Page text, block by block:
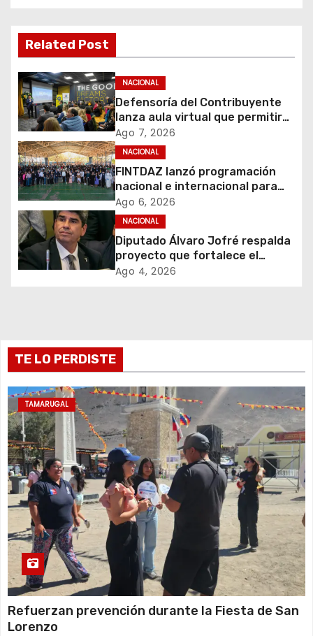
g
a
c
i
ó
n
d
e
e
r
a
d
a
s
Related Post
NACIONAL
Defensoría del Contribuyente
lanza aula virtual que permitirá
acercar la educación tributaria
a miles de personas y
emprendedores de todo Chile
Ago 7, 2026
NACIONAL
FINTDAZ lanzó programación
nacional e internacional para
celebrar sus 19 años
Ago 6, 2026
NACIONAL
Diputado Álvaro Jofré respalda
proyecto que fortalece el
control de identidad durante
Ago 4, 2026
TE LO PERDISTE
TAMARUGAL
Refuerzan prevención durante la Fiesta de San
Lorenzo